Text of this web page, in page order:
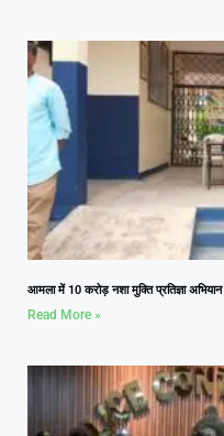
आमला में 10 करोड़ नशा मुक्ति प्रतिज्ञा
Read More »